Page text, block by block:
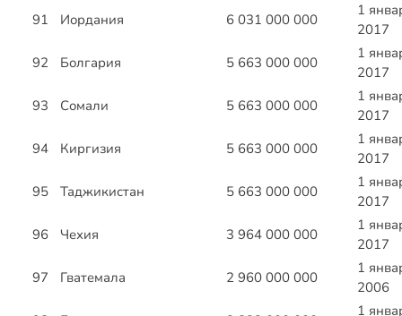
91
Иордания 6 031 000 000
1
2017
92
Болгария 5 663 000 000
1
2017
93
Сомали 5 663 000 000
1
2017
94
Киргизия 5 663 000 000
1
2017
95
Таджикистан 5 663 000 000
1
2017
96
Чехия 3 964 000 000
1
2017
97
Гватемала 2 960 000 000
1
2006
1